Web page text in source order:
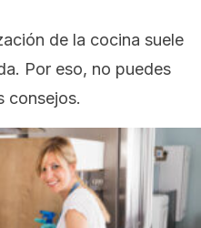
de la cocina suele
Por eso, no puedes
consejos.